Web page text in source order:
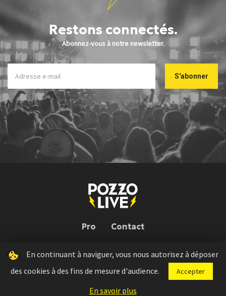
Restons connectés.
Abonnez-vous à notre newsletter.
Pro Contact
Pozzo Live © 2026 | Conception : Pozzo Team, avec l'aide deBloop
Press kit Règlement concours Mentions légales
En continuant à naviguer, vous nous autorisez à déposer
des cookies à des fins de mesure d'audience.
Accepter
En savoir plus